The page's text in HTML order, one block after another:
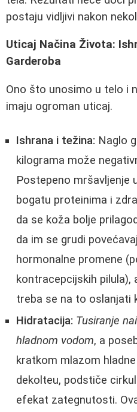
postaju vidljivi nakon
Uticaj Načina Života:
Garderoba
Ono što unosimo u telo i
imaju ogroman uticaj.
Ishrana i težina: Naglo
kilograma može
Postepeno mršavljenje
bogatu proteinima i
da se koža bolje
da im se grudi
hormonalne promene
kontracepcijskih pilula),
treba se na to oslanjati
Hidratacija: Tusiranje
hladnom vodom, a
kratkom mlazom
dekolteu, podstiče
efekat zategnutosti.